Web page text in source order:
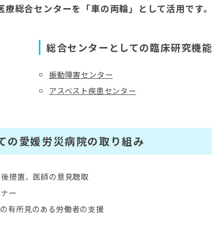
総合センターを「車の両輪」として活用です。
総合センターとしての臨床研究機能
振動障害センター
アスベスト疾患センター
の愛媛労災病院の取り組み
措置、医師の意見聴取
ー
有所見のある労働者の支援